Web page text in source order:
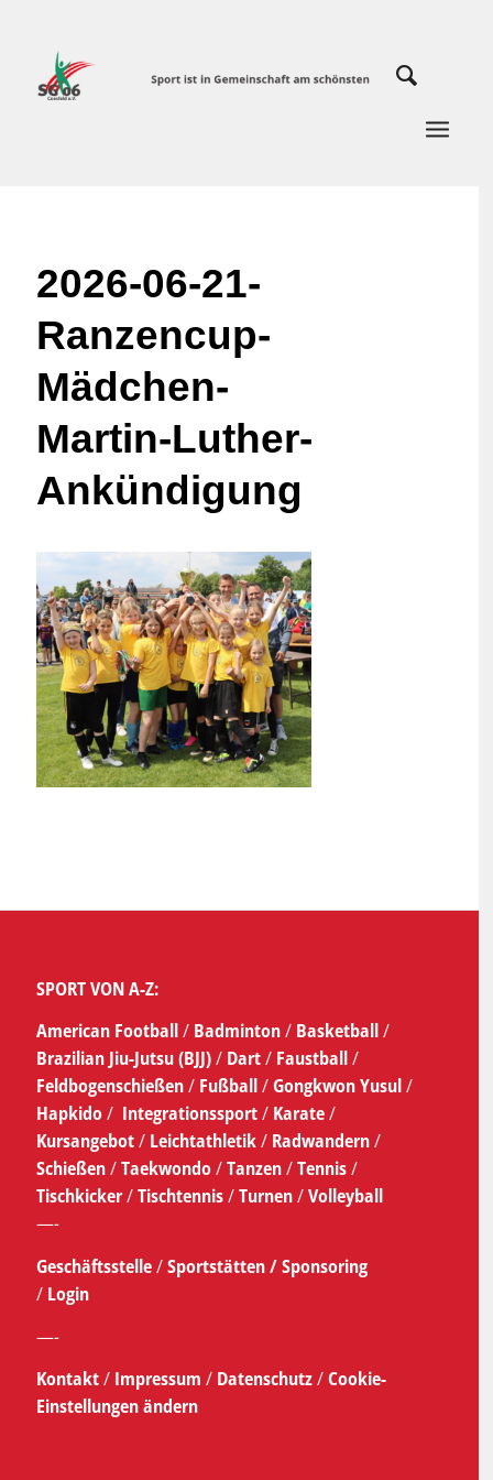
2026-06-21-
Ranzencup-
Mädchen-
Martin-Luther-
Ankündigung
SPORT VON A-Z:
American Football/ Badminton/ Basketball/
Brazilian Jiu-Jutsu (BJJ)/ Dart/ Faustball/
Feldbogenschießen/ Fußball/Gongkwon Yusul/
Hapkido/ Integrationssport/ Karate/
Kursangebot/Leichtathletik/ Radwandern/
Schießen/Taekwondo/Tanzen/Tennis/
Tischkicker/Tischtennis/Turnen/Volleyball
—-
Geschäftsstelle/Sportstätten /Sponsoring
/ Login
—-
Kontakt/ Impressum / Datenschutz/Cookie-
Einstellungen ändern